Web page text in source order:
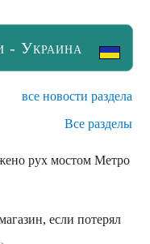
- Украина
все новости раздела
Все разделы
рух мостом Метро
если потерял